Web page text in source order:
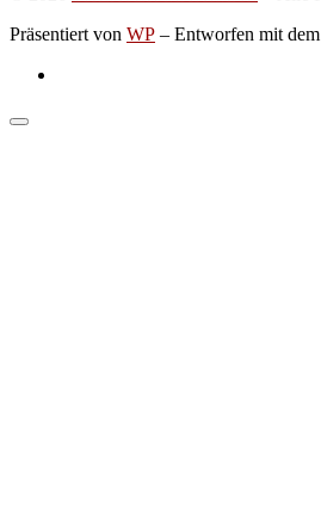
Präsentiert von WP – Entworfen mit dem